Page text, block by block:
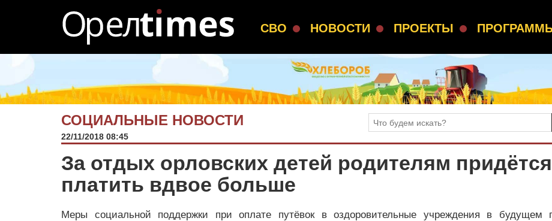
СВО НОВОСТИ ПРОЕКТЫ
СОЦИАЛЬНЫЕ НОВОСТИ
22/11/2018 08:45
За отдых орловских детей родителям придётся
платить вдвое больше
Меры социальной поддержки при оплате путёвок в оздоровительные учреждения в будущем